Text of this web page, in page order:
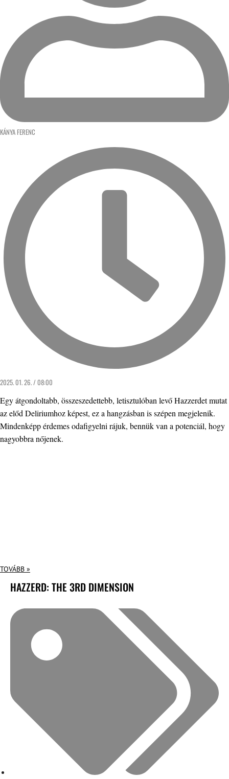
KÁNYA FERENC
2025. 01. 26. / 08:00
Egy átgondoltabb, összeszedettebb, letisztulóban levő Hazzerdet mutat
az előd Deliriumhoz képest, ez a hangzásban is szépen megjelenik.
Mindenképp érdemes odafigyelni rájuk, bennük van a potenciál, hogy
nagyobbra nőjenek.
TOVÁBB »
HAZZERD: THE 3RD DIMENSION